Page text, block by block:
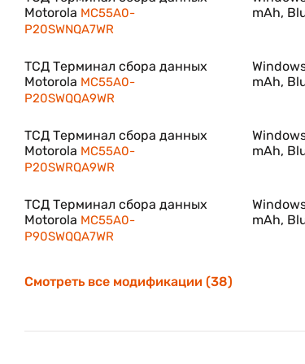
Процессор Marvell® PXA320, 806 МГц
флэш-памятью для поддержки любого
других приложений, требующих
Мобильный компьютер Motorola MC55 —
Благодаря идеальному сочетанию
с поддержкой Wi-Fi обладает
предлагает организациям достаточный
и вне помещений. Компактный и легкий
своему изящному дизайну он выгодно
Motorola MC55A0-
P20SWNQA7WR
mAh,
ТСД Терминал сбора данных
Motorola MC55A0-
P20SWQQA9WR
mAh,
ТСД Терминал сбора данных
Motorola MC55A0-
P20SWRQA9WR
mAh,
ТСД Терминал сбора данных
Motorola MC55A0-
P90SWQQA7WR
mAh,
Смотреть все модификации (38)